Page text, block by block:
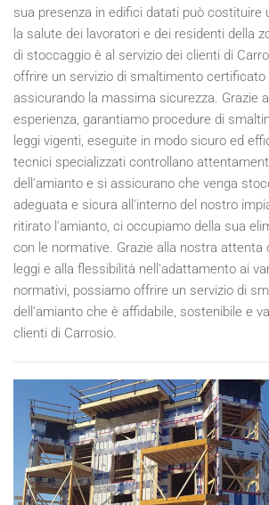
sua presenza in edifici datati può costituire
la salute dei lavoratori e dei residenti della
di stoccaggio è al servizio dei clienti di
offrire un servizio di smaltimento certificato
assicurando la massima sicurezza. Grazie
esperienza, garantiamo procedure di
leggi vigenti, eseguite in modo sicuro ed
tecnici specializzati controllano
dell'amianto e si assicurano che venga
adeguata e sicura all'interno del nostro
ritirato l'amianto, ci occupiamo della sua
con le normative. Grazie alla nostra attenta
leggi e alla flessibilità nell'adattamento ai
normativi, possiamo offrire un servizio di
dell'amianto che è affidabile, sostenibile e
clienti di Carrosio.